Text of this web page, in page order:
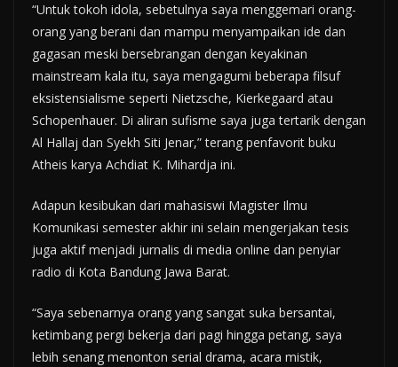
“Untuk tokoh idola, sebetulnya saya menggemari orang-
orang yang berani dan mampu menyampaikan ide dan
gagasan meski bersebrangan dengan keyakinan
mainstream kala itu, saya mengagumi beberapa filsuf
eksistensialisme seperti Nietzsche, Kierkegaard atau
Schopenhauer. Di aliran sufisme saya juga tertarik dengan
Al Hallaj dan Syekh Siti Jenar,” terang penfavorit buku
Atheis karya Achdiat K. Mihardja ini.
Adapun kesibukan dari mahasiswi Magister Ilmu
Komunikasi semester akhir ini selain mengerjakan tesis
juga aktif menjadi jurnalis di media online dan penyiar
radio di Kota Bandung Jawa Barat.
“Saya sebenarnya orang yang sangat suka bersantai,
ketimbang pergi bekerja dari pagi hingga petang, saya
lebih senang menonton serial drama, acara mistik,